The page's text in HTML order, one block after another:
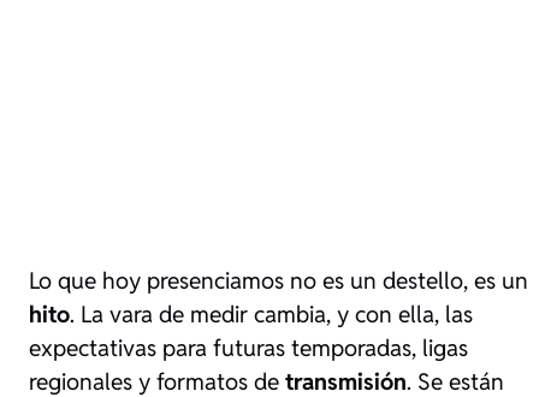
Lo que hoy presenciamos no es un destello, es un
hito. La vara de medir cambia, y con ella, las
expectativas para futuras temporadas, ligas
regionales y formatos de transmisión. Se están